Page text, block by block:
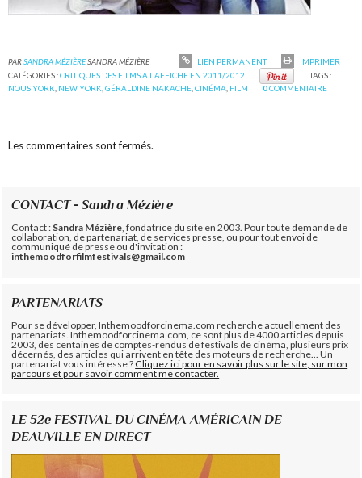
PARSANDRA MÉZIÈRESANDRA MÉZIÈRE LIEN PERMANENT
IMPRIMER
CATÉGORIES :CRITIQUES DES FILMS A L'AFFICHE EN 2011/2012
TAGS :
NOUS YORK NEW YORK ,GÉRALDINE NAKACHE ,CINÉMA FILM 0COMMENTAIRE
Les commentaires sont fermés.
CONTACT - Sandra Mézière
Contact : Sandra Mézière , fondatrice du site en 2003. Pour toute demande de
collaboration, de partenariat, de services presse, ou pour tout envoi de
communiqué de presse ou d'invitation :
inthemoodforfilmfestivals@gmail.com
PARTENARIATS
Pour se développer, Inthemoodforcinema.com recherche actuellement des
partenariats. Inthemoodforcinema.com, ce sont plus de 4000 articles depuis
2003, des centaines de comptes-rendus de festivals de cinéma, plusieurs prix
décernés, des articles qui arrivent en tête des moteurs de recherche... Un
partenariat vous intéresse ?Cliquez ici pour en savoir plus sur le site, sur mon
parcours et pour savoir comment me contacter.
LE 52e FESTIVAL DU CINÉMA AMÉRICAIN DE
DEAUVILLE EN DIRECT